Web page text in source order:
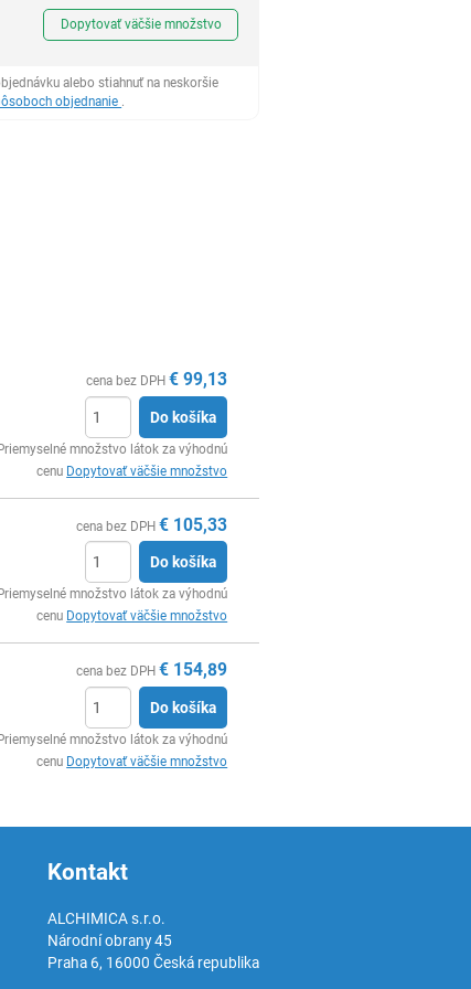
Dopytovať väčšie množstvo
alebo stiahnuť na neskoršie
objednanie .
cena bez DPH € 99,13
Do košíka
množstvo látok za výhodnú
cenu Dopytovať väčšie množstvo
cena bez DPH € 105,33
Do košíka
Priemyselné množstvo látok za výhodnú
cenu Dopytovať väčšie množstvo
cena bez DPH € 154,89
Do košíka
množstvo látok za výhodnú
cenu Dopytovať väčšie množstvo
Kontakt
ALCHIMICA s.r.o.
Národní obrany 45
Praha 6, 16000 Česká republika